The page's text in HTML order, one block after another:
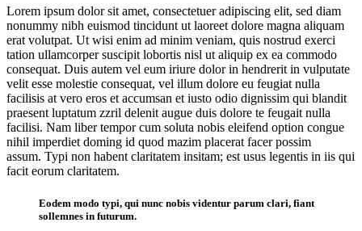
Lorem ipsum dolor sit amet, consectetuer adipiscing elit, sed diam
nonummy nibh euismod tincidunt ut laoreet dolore magna aliquam
erat volutpat. Ut wisi enim ad minim veniam, quis nostrud exerci
tation ullamcorper suscipit lobortis nisl ut aliquip ex ea commodo
consequat. Duis autem vel eum iriure dolor in hendrerit in vulputate
velit esse molestie consequat, vel illum dolore eu feugiat nulla
facilisis at vero eros et accumsan et iusto odio dignissim qui blandit
praesent luptatum zzril delenit augue duis dolore te feugait nulla
facilisi. Nam liber tempor cum soluta nobis eleifend option congue
nihil imperdiet doming id quod mazim placerat facer possim
assum. Typi non habent claritatem insitam; est usus legentis in iis qui
facit eorum claritatem.
Eodem modo typi, qui nunc nobis videntur parum clari, fiant
sollemnes in futurum.